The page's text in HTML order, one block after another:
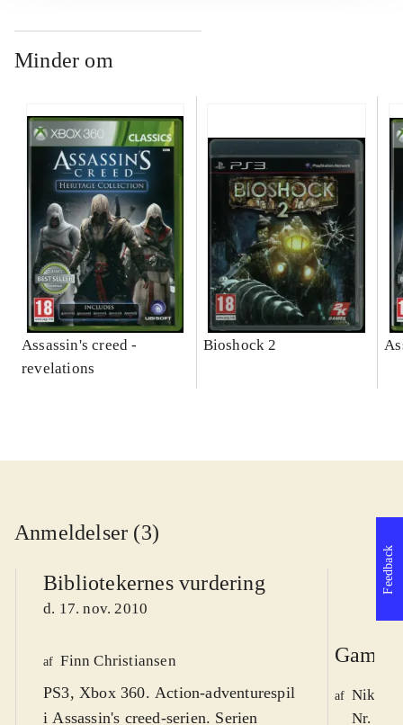
Minder om
Assassin's creed -
revelations
Bioshock 2
Anmeldelser (3)
Bibliotekernes vurdering
d. 17. nov. 2010
af Finn Christiansen
PS3, Xbox 360. Action-adventurespil
i Assassin's creed-serien. Serien
Game
af Nikolaj
Nr.
Feedback